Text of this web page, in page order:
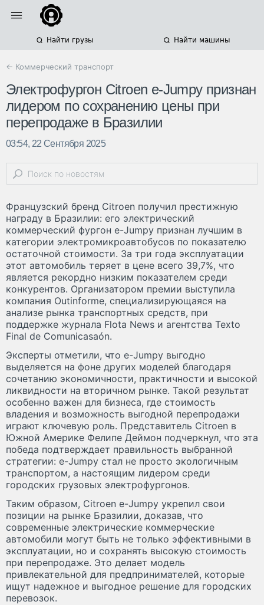
Найти грузы Найти машины
← Коммерческий транспорт
Электрофургон Citroen e-Jumpy признан
лидером по сохранению цены при
перепродаже в Бразилии
03:54, 22 Сентября 2025
Французский бренд Citroen получил престижную
награду в Бразилии: его электрический
коммерческий фургон e-Jumpy признан лучшим в
категории электромикроавтобусов по показателю
остаточной стоимости. За три года эксплуатации
этот автомобиль теряет в цене всего 39,7%, что
является рекордно низким показателем среди
конкурентов. Организатором премии выступила
компания Outinforme, специализирующаяся на
анализе рынка транспортных средств, при
поддержке журнала Flota News и агентства Texto
Final de Comunicasaón.
Эксперты отметили, что e-Jumpy выгодно
выделяется на фоне других моделей благодаря
сочетанию экономичности, практичности и высокой
ликвидности на вторичном рынке. Такой результат
особенно важен для бизнеса, где стоимость
владения и возможность выгодной перепродажи
играют ключевую роль. Представитель Citroen в
Южной Америке Фелипе Деймон подчеркнул, что эта
победа подтверждает правильность выбранной
стратегии: e-Jumpy стал не просто экологичным
транспортом, а настоящим лидером среди
городских грузовых электрофургонов.
Таким образом, Citroen e-Jumpy укрепил свои
позиции на рынке Бразилии, доказав, что
современные электрические коммерческие
автомобили могут быть не только эффективными в
эксплуатации, но и сохранять высокую стоимость
при перепродаже. Это делает модель
привлекательной для предпринимателей, которые
ищут надежное и выгодное решение для городских
перевозок.